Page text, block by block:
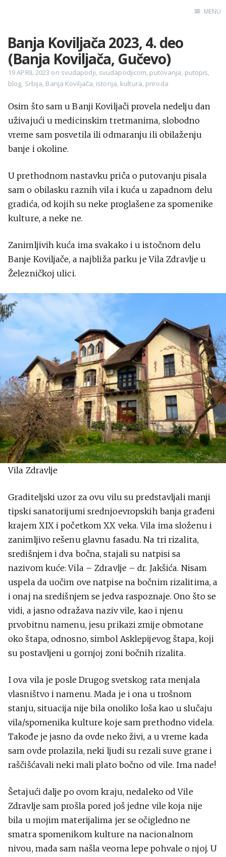
X
Sadržaj
MENU
Banja Koviljača 2023, 4. deo
(Banja Koviljača, Gučevo)
19 APRIL 2023 on svudapodji, svudapodjicom, putovanja, putopis,
blog, Srbija, Banja Koviljača, istorija, kultura, priroda
Osim što sam u Banji Koviljači provela nedelju dan
uživajući u medicinskim tretmanima, slobodno
vreme sam posvetila ili odmaranju ili obilaženju
banje i okoline.
U prethodnom nastavku priča o putovanju pisala
sam o obilasku raznih vila i kuća u zapadnom delu
gradića, od kojih su neke proglašene za spomenike
kulture, a neke ne.
Zanimljivih kuća ima svakako i u istočnom delu
Banje Koviljače, a najbliža parku je Vila Zdravlje u
Železničkoj ulici.
Vila Zdravlje
Graditeljski uzor za ovu vilu su predstavljali manji
tipski sanatorijumi srednjoevropskih banja građeni
krajem XIX i početkom XX veka. Vila ima složenu i
zanimljivo rešenu glavnu fasadu. Na tri rizalita,
središnjem i dva bočna, stajali su natpisi sa
nazivom kuće: Vila – Zdravlje – dr. Jakšića. Nisam
uspela da uočim ove natpise na bočnim rizalitima, a
i onaj na središnjem se jedva raspoznaje. Ono što se
vidi, a jasno odražava naziv vile, kao i njenu
prvobitnu namenu, jesu prikazi zmije obmotane
oko štapa, odnosno, simbol Asklepijevog štapa, koji
su postavljeni u gornjoj zoni bočnih rizalita.
I ova vila je posle Drugog svetskog rata menjala
vlasništvo i namenu. Mada je i ona u trošnom
stanju, situacija nije bila onoliko loša kao u slučaju
vila/spomenika kulture koje sam prethodno videla.
Takođe je jasno da ovde neko živi, a u vreme kada
sam ovde prolazila, neki ljudi su rezali suve grane i
raščišćavali neki mali plato bočno od vile. Ima nade!
Šetajući dalje po ovom kraju, nedaleko od Vile
Zdravlje sam prošla pored još jedne vile koja nije
bila u mojim materijalima jer se očigledno ne
smatra spomenikom kulture na nacionalnom
nivou, mada sam našla veoma lepe pohvale o njoj. U